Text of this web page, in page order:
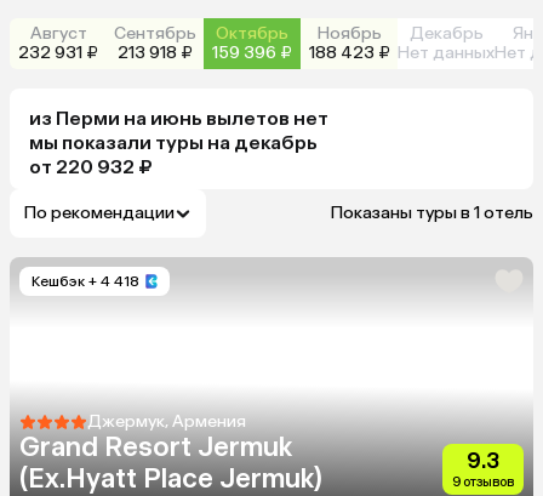
Август
232 931 ₽
Сентябрь
213 918 ₽
Октябрь
159 396 ₽
Ноябрь
188 423 ₽
Декабрь
Нет данныхНет
из Перми на июнь вылетов нет
мы показали туры на декабрь
от 220 932 ₽
По рекомендации Показаны туры в 1 отель
Кешбэк + 4 418
Джермук, Армения
Grand Resort Jermuk
(Ex.Hyatt Place Jermuk)
9.3
9 отзывов